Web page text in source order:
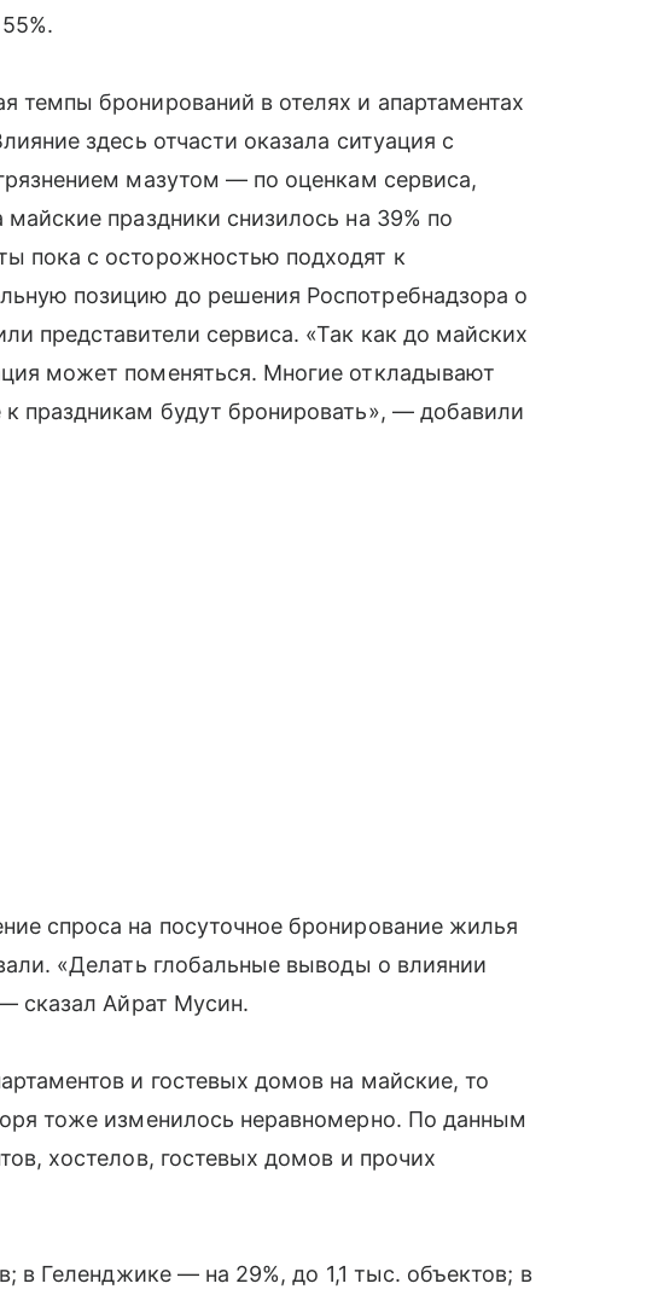
темпы бронирований в отелях и апартаментах
здесь отчасти оказала ситуация с
мазутом — по оценкам сервиса,
праздники снизилось на 39% по
пока с осторожностью подходят к
позицию до решения Роспотребнадзора о
представители сервиса. «Так как до майских
может поменяться. Многие откладывают
праздникам будут бронировать», — добавили
спроса на посуточное бронирование жилья
«Делать глобальные выводы о влиянии
сказал Айрат Мусин.
и гостевых домов на майские, то
тоже изменилось неравномерно. По данным
хостелов, гостевых домов и прочих
в Геленджике — на 29%, до 1,1 тыс. объектов; в